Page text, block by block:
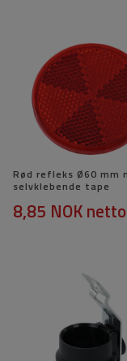
Rød refleks Ø60 mm
selvklebende tape
8,85 NOKnetto